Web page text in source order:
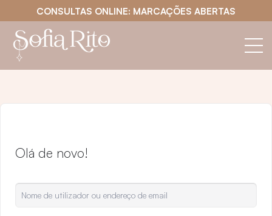
CONSULTAS ONLINE: MARCAÇÕES ABERTAS
Olá de novo!